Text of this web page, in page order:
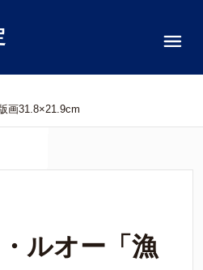
画31.8×21.9cm
ルオー「漁